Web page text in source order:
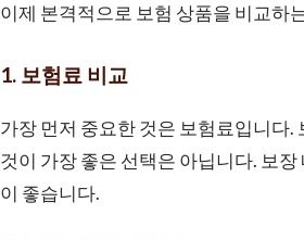
이제 본격적으로 보험 상품을 비교하
1. 보험료 비교
가장 먼저 중요한 것은 보험료입니다
것이 가장 좋은 선택은 아닙니다. 보
이 좋습니다.